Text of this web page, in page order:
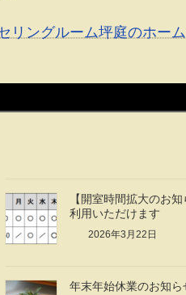
リングルーム坪庭のホー
【開室時間拡大のお
利用いただけます
2026年3月22日
年末年始休業のお知ら